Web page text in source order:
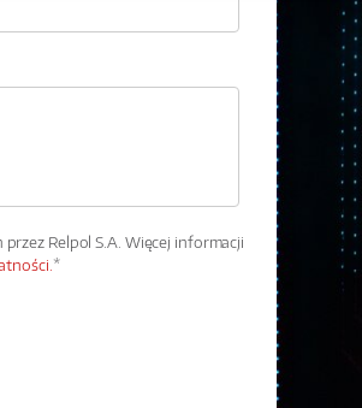
Relpol S.A. Więcej informacji
*